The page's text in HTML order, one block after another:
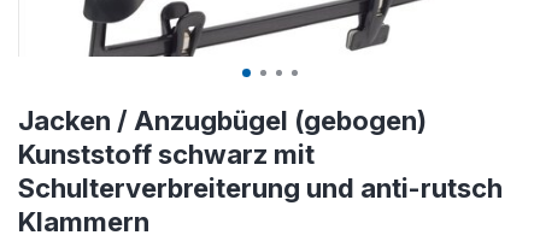
Jacken / Anzugbügel (gebogen)
Kunststoff schwarz mit
Schulterverbreiterung und anti-rutsch
Klammern